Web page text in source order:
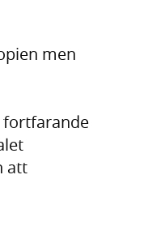
men
fortfarande
att